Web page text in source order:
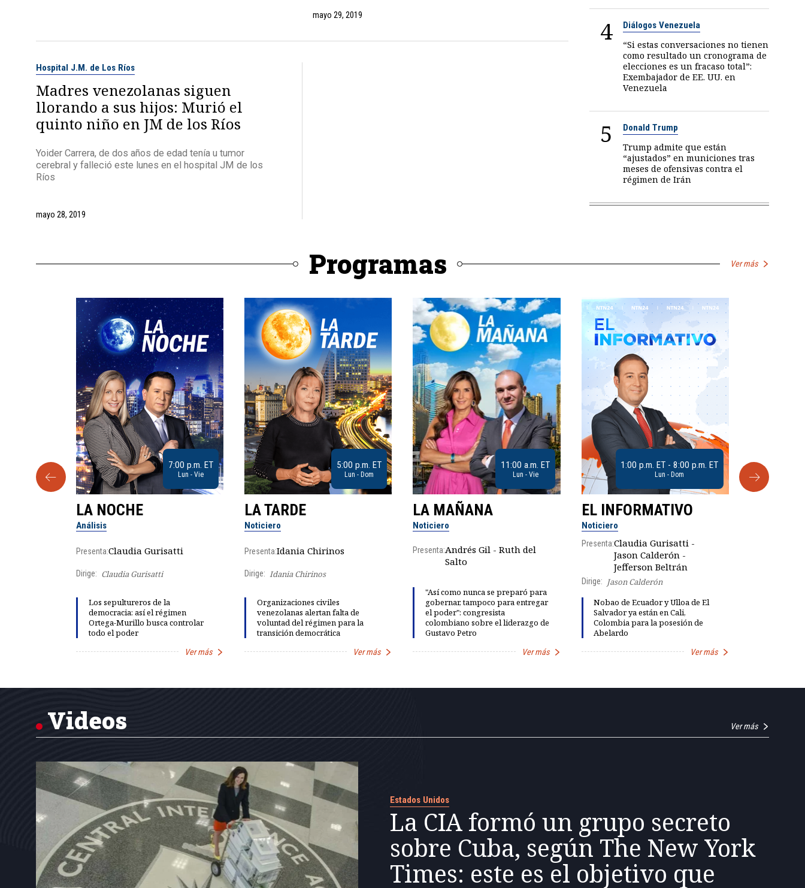
mayo 29, 2019
Hospital J.M. de Los Ríos
Madres venezolanas siguen
llorando a sus hijos: Murió el
quinto niño en JM de los Ríos
Yoider Carrera, de dos años de edad tenía u tumor
cerebral y falleció este lunes en el hospital JM de los
Ríos
mayo 28, 2019
4 Diálogos Venezuela
“Si estas conversaciones no tienen
como resultado un cronograma de
elecciones es un fracaso total”:
Exembajador de EE. UU. en
Venezuela
5 Donald Trump
Trump admite que están
“ajustados” en municiones tras
meses de ofensivas contra el
régimen de Irán
Programas Ver más
9:30 a.m. ET 7:00 p.m. ET
Lun - Vie
LA NOCHE
Análisis
Presenta:Claudia Gurisatti
Dirige: Claudia Gurisatti
Los sepultureros de la
democracia: así el régimen
Ortega-Murillo busca controlar
todo el poder
Ver más
5:00 p.m. ET
Lun - Dom
LA TARDE
Noticiero
Presenta:Idania Chirinos
Dirige: Idania Chirinos
Organizaciones civiles
venezolanas alertan falta de
voluntad del régimen para la
transición democrática
Ver más
11:00 a.m. ET
Lun - Vie
LA MAÑANA
Noticiero
Presenta:Andrés Gil - Ruth del
Salto
"Así como nunca se preparó para
gobernar, tampoco para entregar
el poder": congresista
colombiano sobre el liderazgo de
Gustavo Petro
Ver más
1:00 p.m. ET - 8:00 p.m. ET
Lun - Dom
EL INFORMATIVO
Noticiero
Presenta:Claudia Gurisatti -
Jason Calderón -
Jefferson Beltrán
Dirige:
Jason Calderón
Nobao de Ecuador y Ulloa de El
Salvador ya están en Cali,
Colombia para la posesión de
Abelardo
Ver más
of
Videos Ver más
Estados Unidos
La CIA formó un grupo secreto
sobre Cuba, según The New York
Times: este es el objetivo que